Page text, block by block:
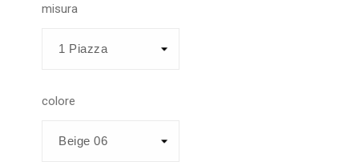
misura
colore